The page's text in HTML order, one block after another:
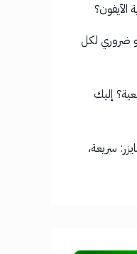
ضروري لكل
إليك
سريعة،